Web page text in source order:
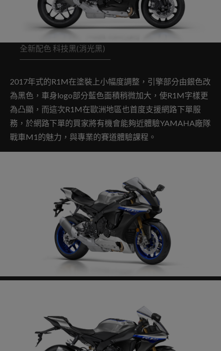
全新配色 科技黑(消光黑)
2017年式的R1M在塗裝上小幅度調整，引擎部分由銀色改
為黑色，車身logo部分藍色面積稍微加大，使R1M字樣更
為凸顯，而這次R1M在歐洲地區也首度支援網路下單服
務，於網路下單的買家將有機會能夠近體驗YAMAHA廠隊
戰車M1的魅力，與專業的賽道體驗課程。